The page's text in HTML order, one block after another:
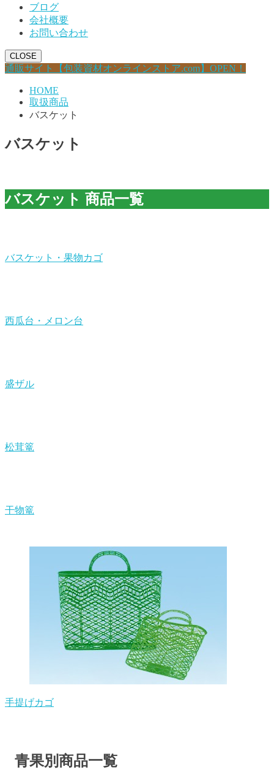
ブログ
会社概要
お問い合わせ
CLOSE
通販サイト【包装資材オンラインストア.com】OPEN！
HOME
取扱商品
バスケット
バスケット
バスケット 商品一覧
バスケット・果物カゴ
西瓜台・メロン台
盛ザル
松茸篭
干物篭
手提げカゴ
青果別商品一覧